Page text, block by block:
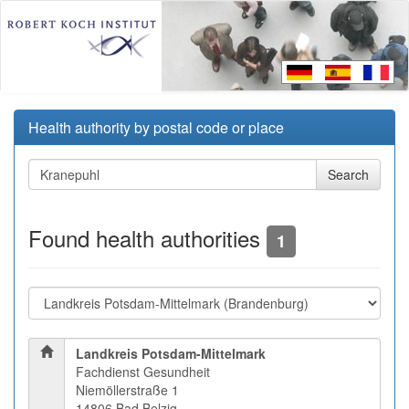
Health authority by postal code or place
Found health authorities 1
Landkreis Potsdam-Mittelmark
Fachdienst Gesundheit
Niemöllerstraße 1